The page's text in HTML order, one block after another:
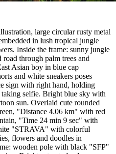
large circular rusty metal
in lush tropical jungle
Inside the frame: sunny jungle
through palm trees and
Asian boy in blue cap
and white sneakers poses
sign with right hand, holding
selfie. Bright blue sky with
sun. Overlaid cute rounded
"Distance 4.06 km" with red
"Time 24 min 9 sec" with
"STRAVA" with colorful
flowers and doodles in
wooden pole with black "SFP"